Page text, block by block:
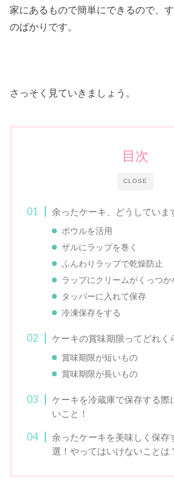
家にあるもので簡単にできるので、
のばかりです。
さっそく見ていきましょう。
CLOSE
目次
余ったケーキ、どうしていま
ボウルを活用
ザルにラップを巻く
ふんわりラップで乾燥防止
ラップにクリームがくっつか
タッパーに入れて保存
冷凍保存をする
ケーキの賞味期限ってどれく
賞味期限が短いもの
賞味期限が長いもの
ケーキを冷蔵庫で保存する際
いこと！
余ったケーキを美味しく保存
選！やってはいけないことは